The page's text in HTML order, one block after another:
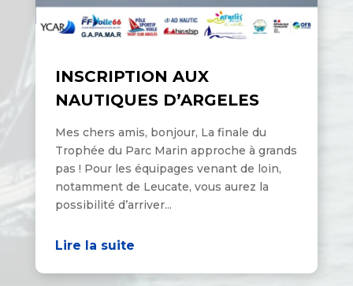
INSCRIPTION AUX
NAUTIQUES D’ARGELES
Mes chers amis, bonjour, La finale du
Trophée du Parc Marin approche à grands
pas ! Pour les équipages venant de loin,
notamment de Leucate, vous aurez la
possibilité d’arriver...
Lire la suite